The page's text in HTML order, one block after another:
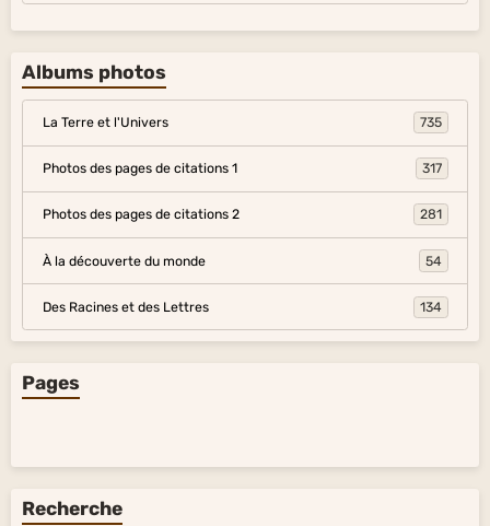
Albums photos
La Terre et l'Univers 735
Photos des pages de citations 1 317
Photos des pages de citations 2 281
À la découverte du monde 54
Des Racines et des Lettres 134
Pages
Recherche